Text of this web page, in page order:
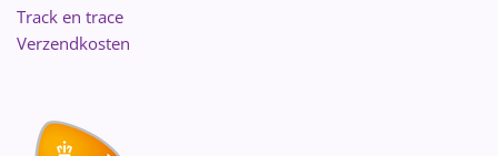
Track en trace
Verzendkosten